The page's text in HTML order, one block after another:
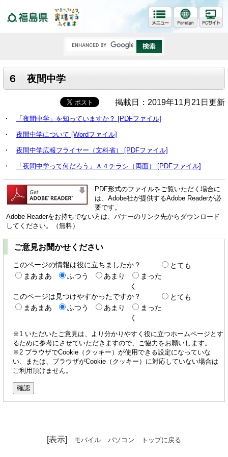
６ 夜間中学
掲載日：2019年11月21日更新
・ 「夜間中学」を知っていますか？ [PDFファイル]
・ 夜間中学について [Wordファイル]
・ 夜間中学広報フライヤー（文科省） [PDFファイル]
・ 「夜間中学って何だろう」Ａ４チラシ（両面） [PDFファイル]
PDF形式のファイルをご覧いただく場合に
は、Adobe社が提供するAdobe Readerが必
要です。
Adobe Readerをお持ちでない方は、バナーのリンク先からダウンロード
してください。（無料）
ご意見お聞かせください
このページの情報は役に立ちましたか？
とても
まあまあ
ふつう あまり
まった
く
このページは見つけやすかったですか？
とても
まあまあ
ふつう あまり
まった
く
※1 いただいたご意見は、より分かりやすく役に立つホームページとす
るために参考にさせていただきますので、ご協力をお願いします。
※2 ブラウザでCookie（クッキー）が使用できる設定になっていな
い、または、ブラウザがCookie（クッキー）に対応していない場合は
ご利用頂けません。
[表示] モバイル パソコン トップに戻る